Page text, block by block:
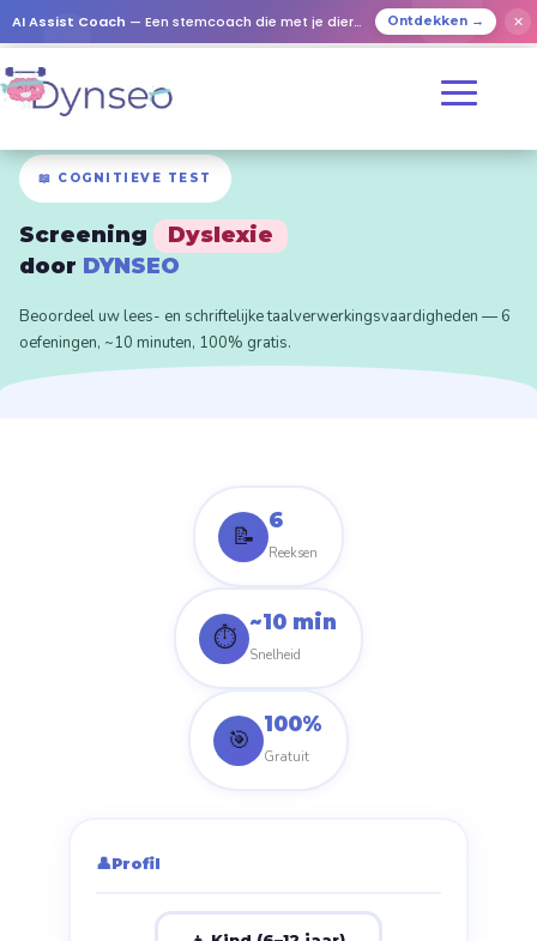
AI Assist Coach — Een stemcoach die met je dierbaren speelt Ontdekken → ✕
📖 COGNITIEVE TEST
Screening
Dyslexie
door DYNSEO
Beoordeel uw lees- en schriftelijke taalverwerkingsvaardigheden — 6
oefeningen, ~10 minuten, 100% gratis.
📝
6
Reeksen
⏱️
~10 min
Snelheid
🎯
100%
Gratuit
👤Profil